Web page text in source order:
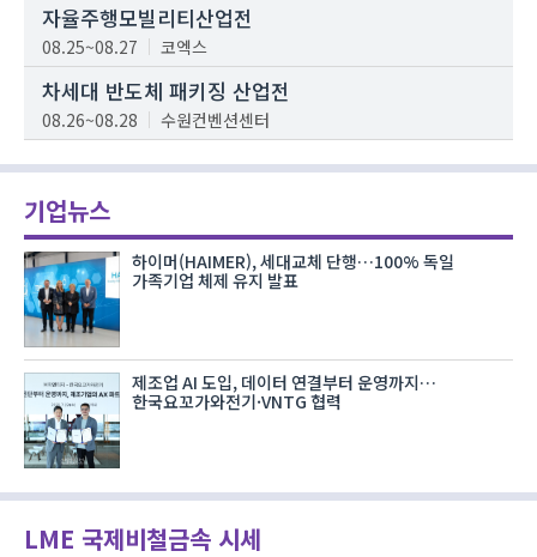
자율주행모빌리티산업전
08.25~08.27 코엑스
차세대 반도체 패키징 산업전
08.26~08.28 수원컨벤션센터
기업뉴스
하이머(HAIMER), 세대교체 단행…100% 독일
가족기업 체제 유지 발표
제조업 AI 도입, 데이터 연결부터 운영까지…
한국요꼬가와전기·VNTG 협력
LME 국제비철금속 시세